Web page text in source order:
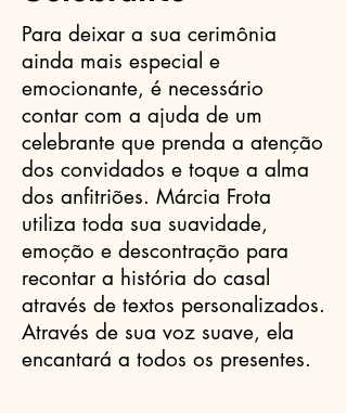
Para deixar a sua cerimônia
ainda mais especial e
emocionante, é necessário
contar com a ajuda de um
celebrante que prenda a atenção
dos convidados e toque a alma
dos anfitriões. Márcia Frota
utiliza toda sua suavidade,
emoção e descontração para
recontar a história do casal
através de textos personalizados.
Através de sua voz suave, ela
encantará a todos os presentes.